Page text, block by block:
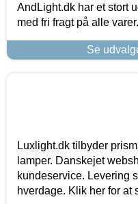
AndLight.dk har et stort
med fri fragt på alle
Se
Luxlight.dk tilbyder
lamper. Danskejet
kundeservice. Levering
hverdage. Klik her for at